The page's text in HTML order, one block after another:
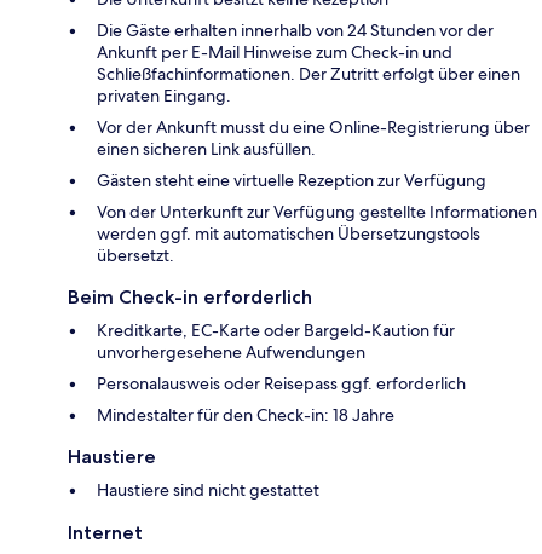
Die Gäste erhalten innerhalb von 24 Stunden vor der
Ankunft per E-Mail Hinweise zum Check-in und
Schließfachinformationen. Der Zutritt erfolgt über einen
privaten Eingang.
Vor der Ankunft musst du eine Online-Registrierung über
einen sicheren Link ausfüllen.
Gästen steht eine virtuelle Rezeption zur Verfügung
Von der Unterkunft zur Verfügung gestellte Informationen
werden ggf. mit automatischen Übersetzungstools
übersetzt.
Beim Check-in erforderlich
Kreditkarte, EC-Karte oder Bargeld-Kaution für
unvorhergesehene Aufwendungen
Personalausweis oder Reisepass ggf. erforderlich
Mindestalter für den Check-in: 18 Jahre
Haustiere
Haustiere sind nicht gestattet
Internet